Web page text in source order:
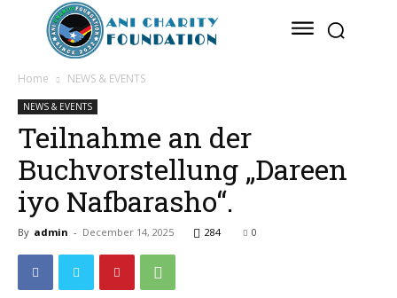
Home NEWS & EVENTS
NEWS & EVENTS
Teilnahme an der
Buchvorstellung „Dareen
iyo Nafbarasho“.
By admin - December 14, 2025 284 0